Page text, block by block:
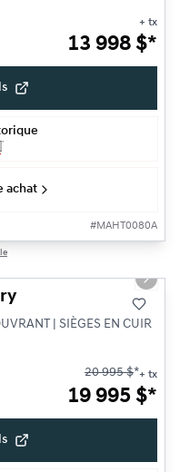
+ tx
13 998 $*
achat
#MAHT0080A
Next
| SIÈGES EN CUIR
20 995$*+ tx
19 995 $*